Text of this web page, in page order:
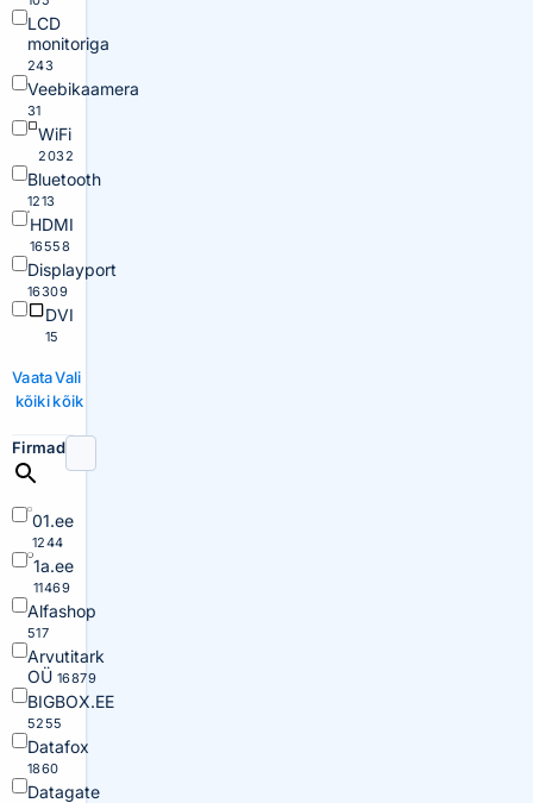
LCD
monitoriga
243
Veebikaamera
31
WiFi
2032
Bluetooth
1213
HDMI
16558
Displayport
16309
DVI
15
Vaata
kõiki
Vali
kõik
Firmad
01.ee
1244
1a.ee
11469
Alfashop
517
Arvutitark
OÜ 16879
BIGBOX.EE
5255
Datafox
1860
Datagate